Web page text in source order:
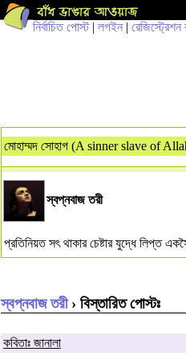
নির্বাচিত পোস্ট| লগইন |
মোহাম্মদ সোহাগ (A sinner slave of
স্বপ্নবাজ তরী
প্রতিনিয়ত সৎ থাকার চেষ্টার যুদ্ধে লিপ্ত
স্বপ্নবাজ তরী› বিস্তারিত পোস্টঃ
কবিতাঃ জানালা